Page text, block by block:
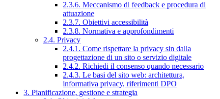
2.3.6. Meccanismo di feedback e procedura di
attuazione
2.3.7. Obiettivi accessibilità
2.3.8. Normativa e approfondimenti
2.4. Privacy
2.4.1. Come rispettare la privacy sin dalla
progettazione di un sito o servizio digitale
2.4.2. Richiedi il consenso quando necessario
2.4.3. Le basi del sito web: architettura,
informativa privacy, riferimenti DPO
3. Pianificazione, gestione e strategia